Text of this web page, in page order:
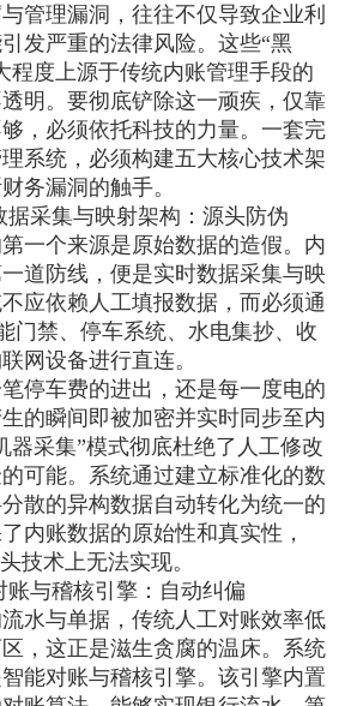
管理漏洞，往往不仅导致企业利
发严重的法律风险。这些“黑
程度上源于传统内账管理手段的
明。要彻底铲除这一顽疾，仅靠
，必须依托科技的力量。一套完
系统，必须构建五大核心技术架
务漏洞的触手。
采集与映射架构：源头防伪
个来源是原始数据的造假。内
道防线，便是实时数据采集与映
应依赖人工填报数据，而必须通
门禁、停车系统、水电集抄、收
网设备进行直连。
车费的进出，还是每一度电的
的瞬间即被加密并实时同步至内
器采集”模式彻底杜绝了人工修改
可能。系统通过建立标准化的数
散的异构数据自动转化为统一的
内账数据的原始性和真实性，
技术上无法实现。
与稽核引擎：自动纠偏
与单据，传统人工对账效率低
，这正是滋生贪腐的温床。系统
能对账与稽核引擎。该引擎内置